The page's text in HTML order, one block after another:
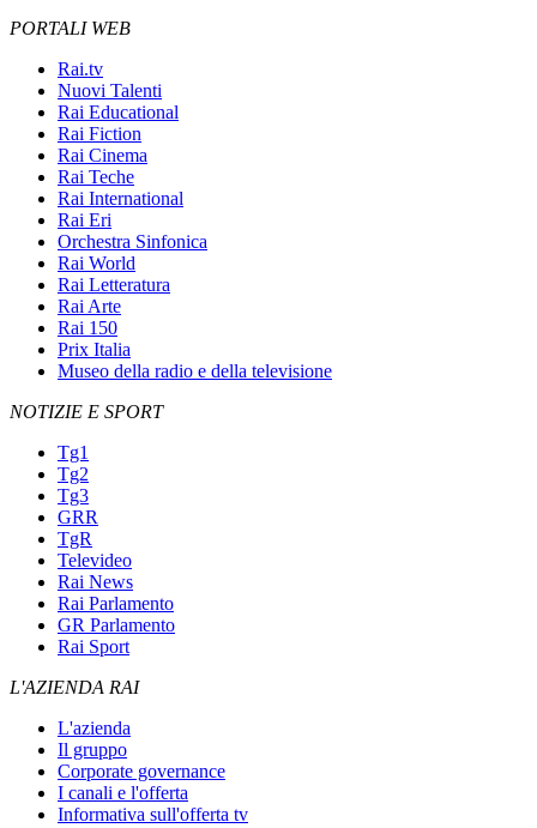
PORTALI WEB
Rai.tv
Nuovi Talenti
Rai Educational
Rai Fiction
Rai Cinema
Rai Teche
Rai International
Rai Eri
Orchestra Sinfonica
Rai World
Rai Letteratura
Rai Arte
Rai 150
Prix Italia
Museo della radio e della televisione
NOTIZIE E SPORT
Tg1
Tg2
Tg3
GRR
TgR
Televideo
Rai News
Rai Parlamento
GR Parlamento
Rai Sport
L'AZIENDA RAI
L'azienda
Il gruppo
Corporate governance
I canali e l'offerta
Informativa sull'offerta tv